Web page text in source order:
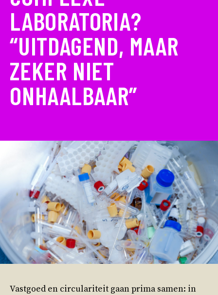
LABORATORIA?
“UITDAGEND, MAAR
ZEKER NIET
ONHAALBAAR”
Vastgoed en circulariteit gaan prima samen: in